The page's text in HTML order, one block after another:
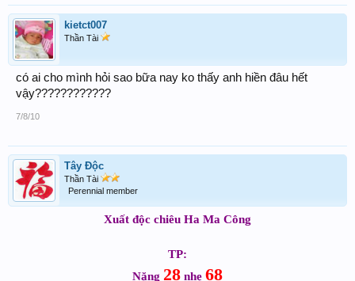
kietct007
Thần Tài
có ai cho mình hỏi sao bữa nay ko thấy anh hiền đâu hết
vậy????????????
7/8/10
Tây Độc
Thần Tài
Perennial member
Xuất độc chiêu Ha Ma Công
TP:
Nặng 28 nhẹ 68